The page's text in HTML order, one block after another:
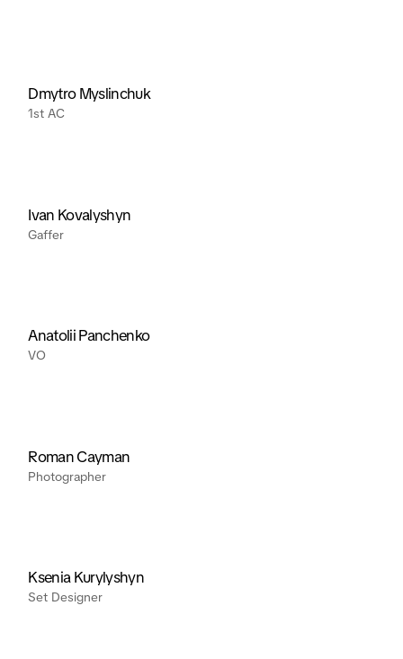
Dmytro Myslinchuk
1st AC
Ivan Kovalyshyn
Gaffer
Anatolii Panchenko
VO
Roman Cayman
Photographer
Ksenia Kurylyshyn
Set Designer